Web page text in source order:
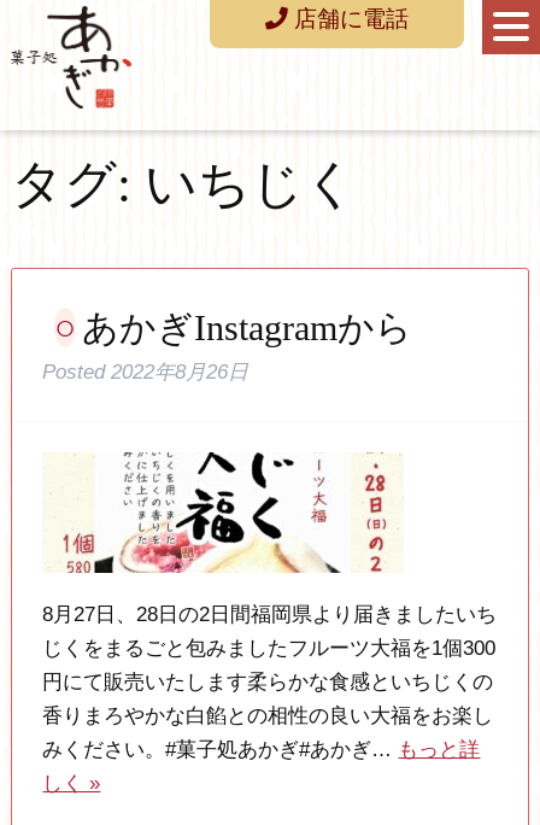
タグ: いちじく
あかぎInstagramから
Posted2022年8月26日
8月27日、28日の2日間福岡県より届きましたいち
じくをまるごと包みましたフルーツ大福を1個300
円にて販売いたします柔らかな食感といちじくの
香りまろやかな白餡との相性の良い大福をお楽し
みください。#菓子処あかぎ#あかぎ… もっと詳
しく »
店舗に電話